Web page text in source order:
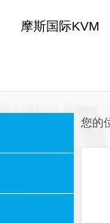
摩斯国际KVM
您的